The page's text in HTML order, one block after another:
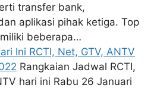
transfer bank,
aplikasi pihak ketiga. Top
beberapa…
Ini RCTI, Net, GTV, ANTV
Rangkaian Jadwal RCTI,
hari ini Rabu 26 Januari